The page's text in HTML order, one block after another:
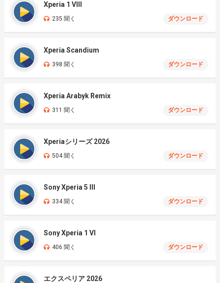
Xperia 1 VIII
235 聞く ダウンロード
Xperia Scandium
398 聞く ダウンロード
Xperia Arabyk Remix
311 聞く ダウンロード
Xperiaシリーズ 2026
504 聞く ダウンロード
Sony Xperia 5 III
334 聞く ダウンロード
Sony Xperia 1 VI
406 聞く ダウンロード
エクスペリア 2026